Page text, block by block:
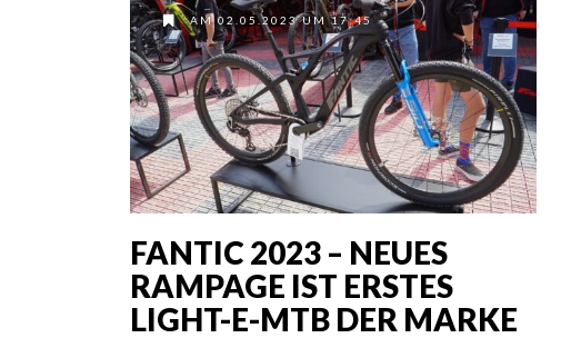
AM 02.05.2023 UM 17:45
FANTIC 2023 – NEUES
RAMPAGE IST ERSTES
LIGHT-E-MTB DER MARKE